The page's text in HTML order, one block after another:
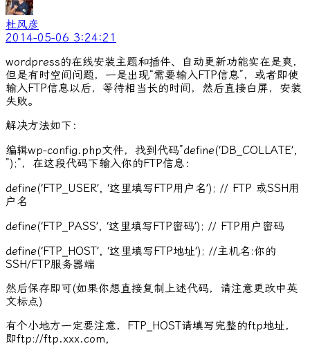
杜风彦
2014-05-06 3:24:21
wordpress的在线安装主题和插件、自动更新功能实在是爽，
但是有时空间问题，一是出现“需要输入FTP信息”，或者即使
输入FTP信息以后，等待相当长的时间，然后直接白屏，安装
失败。
解决方法如下：
编辑wp-config.php文件，找到代码”define(‘DB_COLLATE’,
”);”，在这段代码下输入你的FTP信息：
define(‘FTP_USER’, ‘这里填写FTP用户名’); // FTP 或SSH用
户名
define(‘FTP_PASS’, ‘这里填写FTP密码’); // FTP用户密码
define(‘FTP_HOST’, ‘这里填写FTP地址’); //主机名:你的
SSH/FTP服务器端
然后保存即可(如果你想直接复制上述代码，请注意更改中英
文标点)
有个小地方一定要注意，FTP_HOST请填写完整的ftp地址，
即ftp://ftp.xxx.com,